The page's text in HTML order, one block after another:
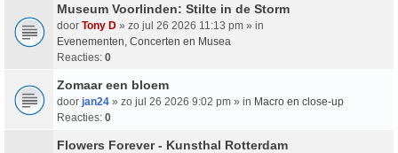
Museum Voorlinden: Stilte in de Storm
door Tony D » zo jul 26 2026 11:13 pm » in
Evenementen, Concerten en Musea
Reacties: 0
Zomaar een bloem
door jan24 » zo jul 26 2026 9:02 pm » in Macro en close-up
Reacties: 0
Flowers Forever - Kunsthal Rotterdam